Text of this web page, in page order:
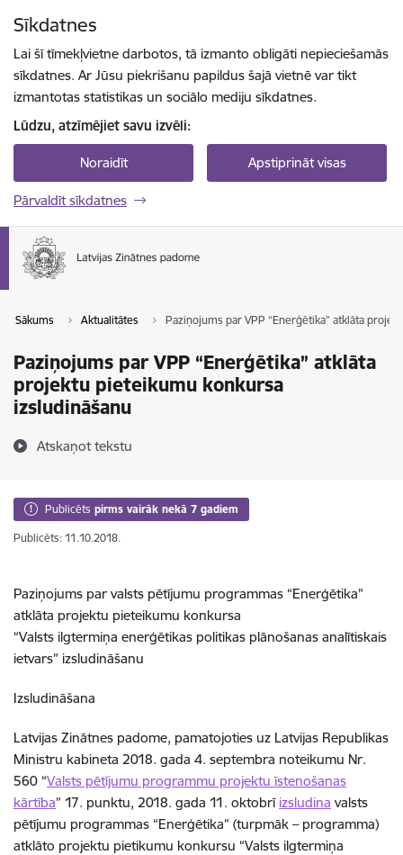
Sīkdatnes
Lai šī tīmekļvietne darbotos, tā izmanto obligāti nepieciešamās
sīkdatnes. Ar Jūsu piekrišanu papildus šajā vietnē var tikt
izmantotas statistikas un sociālo mediju sīkdatnes.
Lūdzu, atzīmējiet savu izvēli:
Noraidīt Apstiprināt visas
Pārvaldīt sīkdatnes
Sākums Aktualitātes Paziņojums par VPP “Enerģētika” atklāta
Paziņojums par VPP “Enerģētika” atklāta
projektu pieteikumu konkursa
izsludināšanu
Atskaņot tekstu
Publicēts pirms vairāk nekā 7 gadiem
Publicēts: 11.10.2018.
Paziņojums par valsts pētījumu programmas “Enerģētika”
atklāta projektu pieteikumu konkursa
“Valsts ilgtermiņa enerģētikas politikas plānošanas analītiskais
ietvars” izsludināšanu
Izsludināšana
Latvijas Zinātnes padome, pamatojoties uz Latvijas Republikas
Ministru kabineta 2018. gada 4. septembra noteikumu Nr.
560 “Valsts pētījumu programmu projektu īstenošanas
kārtība” 17. punktu, 2018. gada 11. oktobrī izsludina valsts
pētījumu programmas “Enerģētika” (turpmāk – programma)
atklāto projektu pietikumu konkursu “Valsts ilgtermiņa